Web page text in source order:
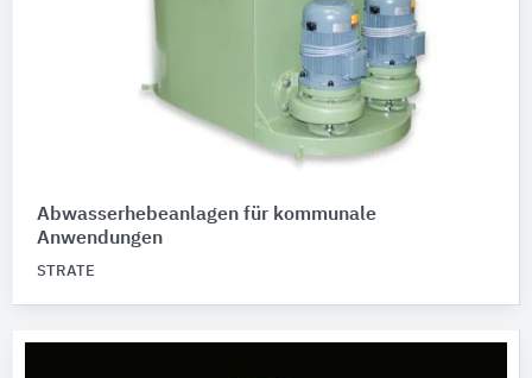
Abwasserhebeanlagen für kommunale
Anwendungen
STRATE